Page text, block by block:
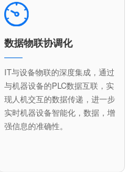
数据物联协调化
IT与设备物联的深度集成，通过
与机器设备的PLC数据互联，实
现人机交互的数据传递，进一步
实时机器设备智能化，数据，增
强信息的准确性。